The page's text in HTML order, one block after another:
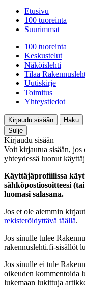
Etusivu
100 tuoreinta
Suurimmat
100 tuoreinta
Keskustelut
Näköislehti
Tilaa
Uutiskirje
Toimitus
Yhteystiedot
Kirjaudu sisään
Haku
Sulje
Kirjaudu sisään
Voit kirjautua sisään,
yhteydessä luonut
Käyttäjäprofiilissa
sähköpostiosoitteesi
luomasi salasana.
Jos et ole aiemmin
rekisteröidyttävä täällä.
Jos sinulle tulee
rakennuslehti.fi-sisällöt
Jos sinulle ei tule
oikeuden kommentoida
lukemaan lukittuja